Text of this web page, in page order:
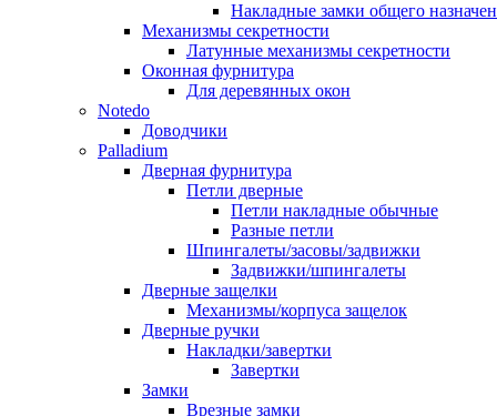
Накладные замки общего
Механизмы секретности
Латунные механизмы секретности
Оконная фурнитура
Для деревянных окон
Notedo
Доводчики
Palladium
Дверная фурнитура
Петли дверные
Петли накладные обычные
Разные петли
Шпингалеты/засовы/задвижки
Задвижки/шпингалеты
Дверные защелки
Механизмы/корпуса защелок
Дверные ручки
Накладки/завертки
Завертки
Замки
Врезные замки